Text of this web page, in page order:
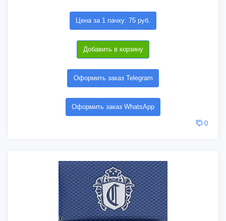
Цена за 1 пачку: 75 руб.
Добавить в корзину
Оформить заказ Telegram
Оформить заказ WhatsApp
0